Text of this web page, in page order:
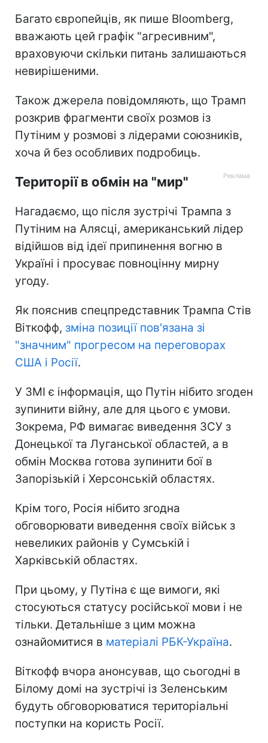
Багато європейців, як пише Bloomberg,
вважають цей графік "агресивним",
враховуючи скільки питань залишаються
невирішеними.
Також джерела повідомляють, що Трамп
розкрив фрагменти своїх розмов із
Путіним у розмові з лідерами союзників,
хоча й без особливих подробиць.
Території в обмін на "мир"
Нагадаємо, що після зустрічі Трампа з
Путіним на Алясці, американський лідер
відійшов від ідеї припинення вогню в
Україні і просуває повноцінну мирну
угоду.
Як пояснив спецпредставник Трампа Стів
Віткофф, зміна позиції пов'язана зі
"значним" прогресом на переговорах
США і Росії.
У ЗМІ є інформація, що Путін нібито згоден
зупинити війну, але для цього є умови.
Зокрема, РФ вимагає виведення ЗСУ з
Донецької та Луганської областей, а в
обмін Москва готова зупинити бої в
Запорізькій і Херсонській областях.
Крім того, Росія нібито згодна
обговорювати виведення своїх військ з
невеликих районів у Сумській і
Харківській областях.
При цьому, у Путіна є ще вимоги, які
стосуються статусу російської мови і не
тільки. Детальніше з цим можна
ознайомитися в матеріалі РБК-Україна.
Віткофф вчора анонсував, що сьогодні в
Білому домі на зустрічі із Зеленським
будуть обговорюватися територіальні
поступки на користь Росії.